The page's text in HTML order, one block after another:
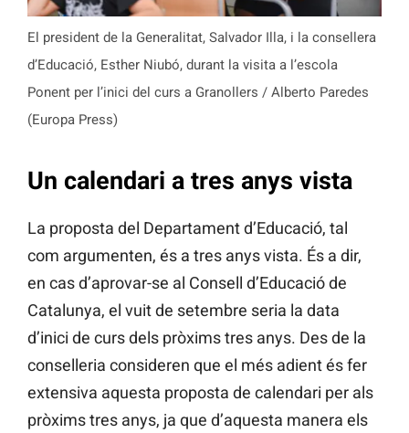
El president de la Generalitat, Salvador Illa, i la consellera
d’Educació, Esther Niubó, durant la visita a l’escola
Ponent per l’inici del curs a Granollers / Alberto Paredes
(Europa Press)
Un calendari a tres anys vista
La proposta del Departament d’Educació, tal
com argumenten, és a tres anys vista. És a dir,
en cas d’aprovar-se al Consell d’Educació de
Catalunya, el vuit de setembre seria la data
d’inici de curs dels pròxims tres anys. Des de la
conselleria consideren que el més adient és fer
extensiva aquesta proposta de calendari per als
pròxims tres anys, ja que d’aquesta manera els